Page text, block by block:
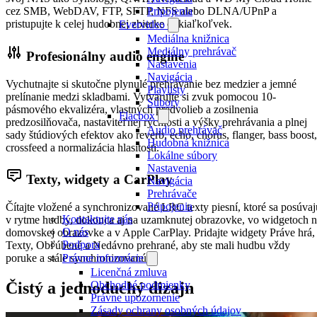
Pripojenia
Evervideo
Mediálna knižnica
Mediálny prehrávač
Nastavenia
Navigácia
Playlisty
Súbory
Flacbox
Audio prehrávač
Hudobná knižnica
Lokálne súbory
Nastavenia
Navigácia
Prehrávače
Pripojenia
Kontaktujte nás
O nás
Podpora
Právne informácie
Licenčná zmluva
Obchodné podmienky
Právne upozornenie
Zásady ochrany osobných údajov
cez SMB, WebDAV, FTP, SFTP, NFS alebo DLNA/UPnP a
pristupujte k celej hudobnej zbierke odkiaľkoľvek.
Profesionálny audio engine
Vychutnajte si skutočne plynulé prehrávanie bez medzier a jemné
prelínanie medzi skladbami. Vytvarujte si zvuk pomocou 10-
pásmového ekvalizéra, vlastných predvolieb a zosilnenia
predzosilňovača, nastaviteľnej rýchlosti a výšky prehrávania a plnej
sady štúdiových efektov ako reverb, echo, chorus, flanger, bass boost,
crossfeed a normalizácia hlasitosti.
Texty, widgety a CarPlay
Čítajte vložené a synchronizované LRC texty piesní, ktoré sa
v rytme hudby, dokonca aj na uzamknutej obrazovke, vo widgetoch
domovskej obrazovke a v Apple CarPlay. Pridajte widgety Práve hrá,
Texty, Obľúbené a Nedávno prehrané, aby ste mali hudbu vždy
poruke a stále synchronizovanú.
Čistý a jednoduchý dizajn